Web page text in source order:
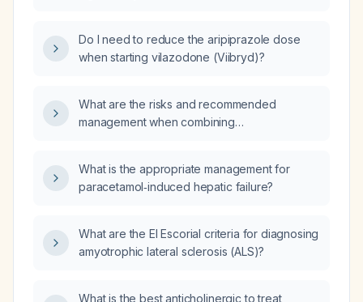
Do I need to reduce the aripiprazole dose
when starting vilazodone (Viibryd)?
What are the risks and recommended
management when combining
What is the appropriate management for
paracetamol‑induced hepatic failure?
What are the El Escorial criteria for diagnosing
amyotrophic lateral sclerosis (ALS)?
What is the best anticholinergic to treat